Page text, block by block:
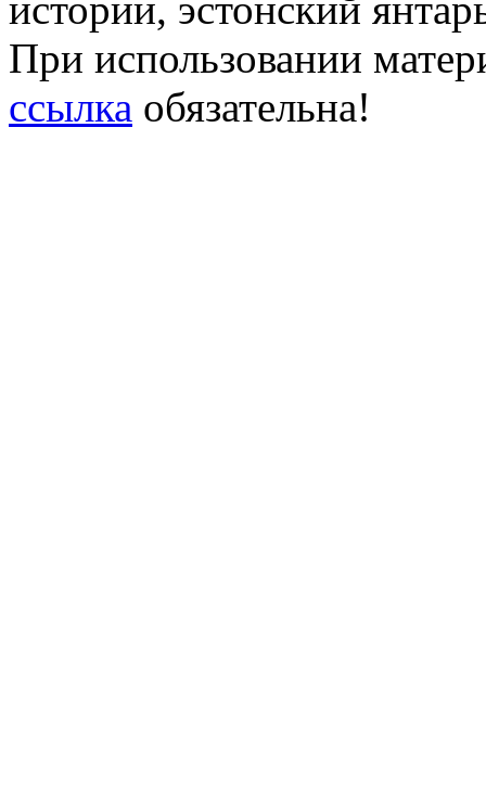
При использовании
ссылка обязательна!